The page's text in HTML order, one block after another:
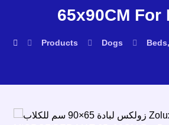
65x90CM For
Products Dogs